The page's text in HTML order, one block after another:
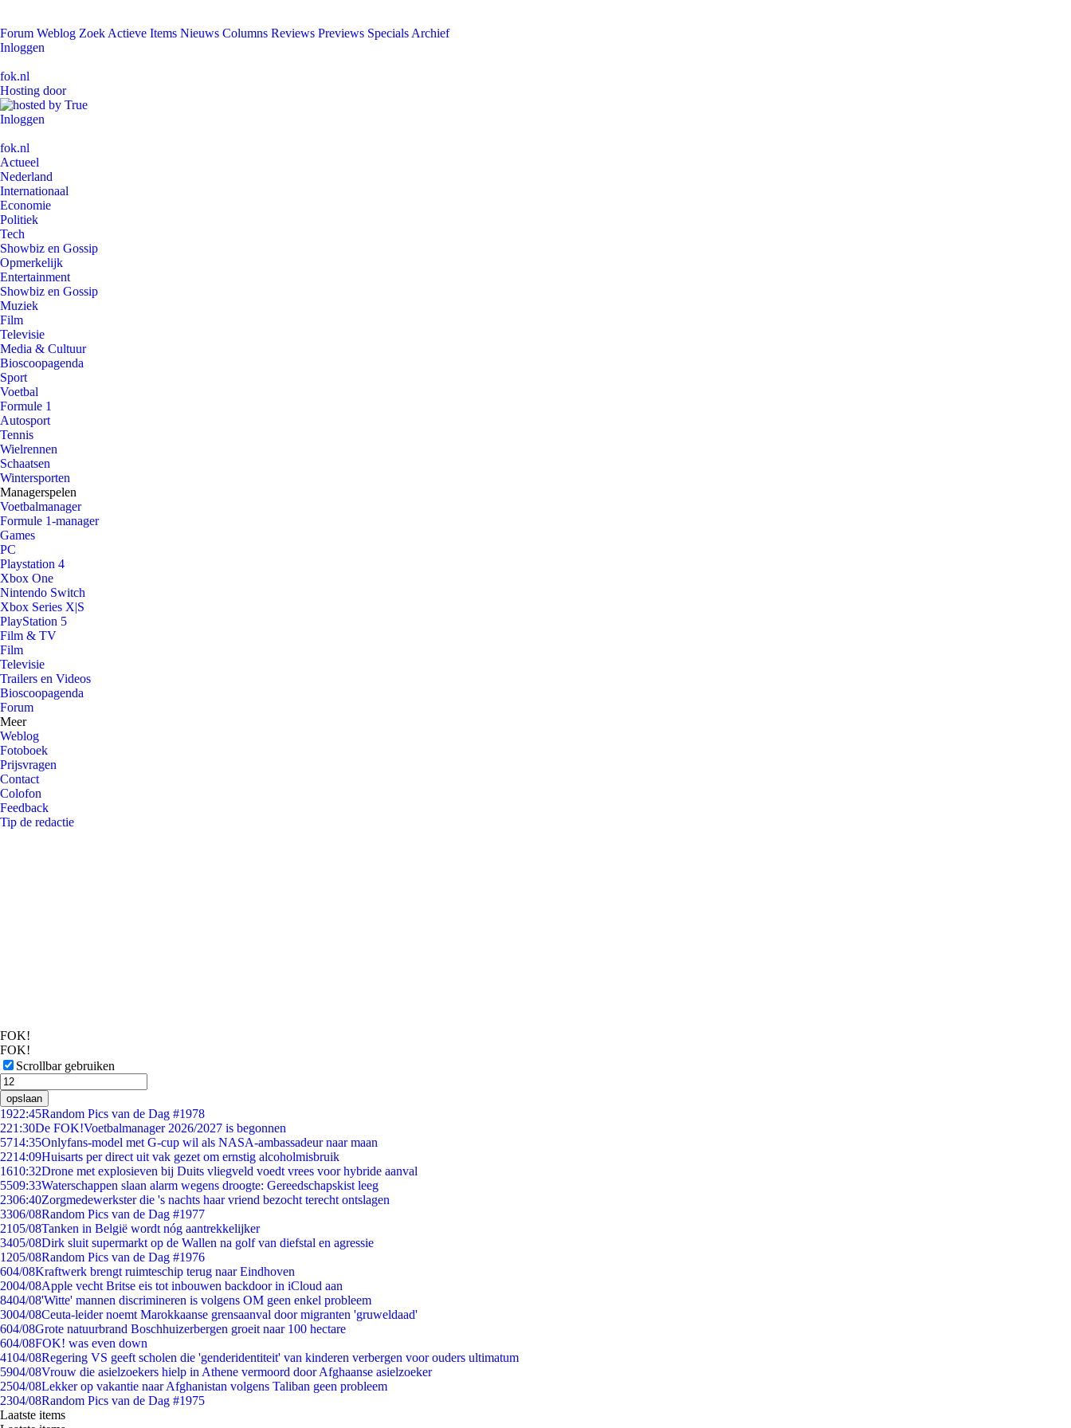
Forum Weblog Zoek Actieve Items Nieuws Columns Reviews Previews Specials Archief
Inloggen
fok.nl
Hosting door
Inloggen
fok.nl
Actueel
Nederland
Internationaal
Economie
Politiek
Tech
Showbiz en Gossip
Opmerkelijk
Entertainment
Showbiz en Gossip
Muziek
Film
Televisie
Media & Cultuur
Bioscoopagenda
Sport
Voetbal
Formule 1
Autosport
Tennis
Wielrennen
Schaatsen
Wintersporten
Managerspelen
Voetbalmanager
Formule 1-manager
Games
PC
Playstation 4
Xbox One
Nintendo Switch
Xbox Series X|S
PlayStation 5
Film & TV
Film
Televisie
Trailers en Videos
Bioscoopagenda
Forum
Meer
Weblog
Fotoboek
Prijsvragen
Contact
Colofon
Feedback
Tip de redactie
FOK!
FOK!
Scrollbar gebruiken
opslaan
1922:45Random Pics van de Dag #1978
221:30De FOK!Voetbalmanager 2026/2027 is begonnen
5714:35Onlyfans-model met G-cup wil als NASA-ambassadeur naar maan
2214:09Huisarts per direct uit vak gezet om ernstig alcoholmisbruik
1610:32Drone met explosieven bij Duits vliegveld voedt vrees voor hybride aanval
5509:33Waterschappen slaan alarm wegens droogte: Gereedschapskist leeg
2306:40Zorgmedewerkster die 's nachts haar vriend bezocht terecht ontslagen
3306/08Random Pics van de Dag #1977
2105/08Tanken in België wordt nóg aantrekkelijker
3405/08Dirk sluit supermarkt op de Wallen na golf van diefstal en agressie
1205/08Random Pics van de Dag #1976
604/08Kraftwerk brengt ruimteschip terug naar Eindhoven
2004/08Apple vecht Britse eis tot inbouwen backdoor in iCloud aan
8404/08'Witte' mannen discrimineren is volgens OM geen enkel probleem
3004/08Ceuta-leider noemt Marokkaanse grensaanval door migranten 'gruweldaad'
604/08Grote natuurbrand Boschhuizerbergen groeit naar 100 hectare
604/08FOK! was even down
4104/08Regering VS geeft scholen die 'genderidentiteit' van kinderen verbergen voor ouders ultimatum
5904/08Vrouw die asielzoekers hielp in Athene vermoord door Afghaanse asielzoeker
2504/08Lekker op vakantie naar Afghanistan volgens Taliban geen probleem
2304/08Random Pics van de Dag #1975
Laatste items